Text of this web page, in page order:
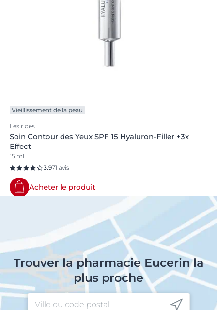
Vieillissement de la peau
Les rides
Soin Contour des Yeux SPF 15 Hyaluron-Filler +3x
Effect
15 ml
3.971 avis
Acheter le produit
Trouver la pharmacie Eucerin la
plus proche